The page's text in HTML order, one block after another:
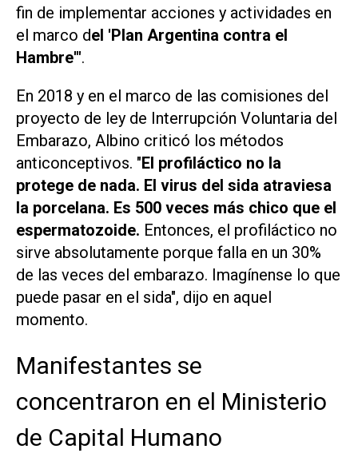
fin de implementar acciones y actividades en
el marco del 'Plan Argentina contra el
Hambre'".
En 2018 y en el marco de las comisiones del
proyecto de ley de Interrupción Voluntaria del
Embarazo, Albino criticó los métodos
anticonceptivos. "El profiláctico no la
protege de nada. El virus del sida atraviesa
la porcelana. Es 500 veces más chico que el
espermatozoide. Entonces, el profiláctico no
sirve absolutamente porque falla en un 30%
de las veces del embarazo. Imagínense lo que
puede pasar en el sida", dijo en aquel
momento.
Manifestantes se
concentraron en el Ministerio
de Capital Humano